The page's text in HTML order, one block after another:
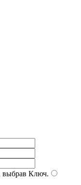
выбрав Ключ.